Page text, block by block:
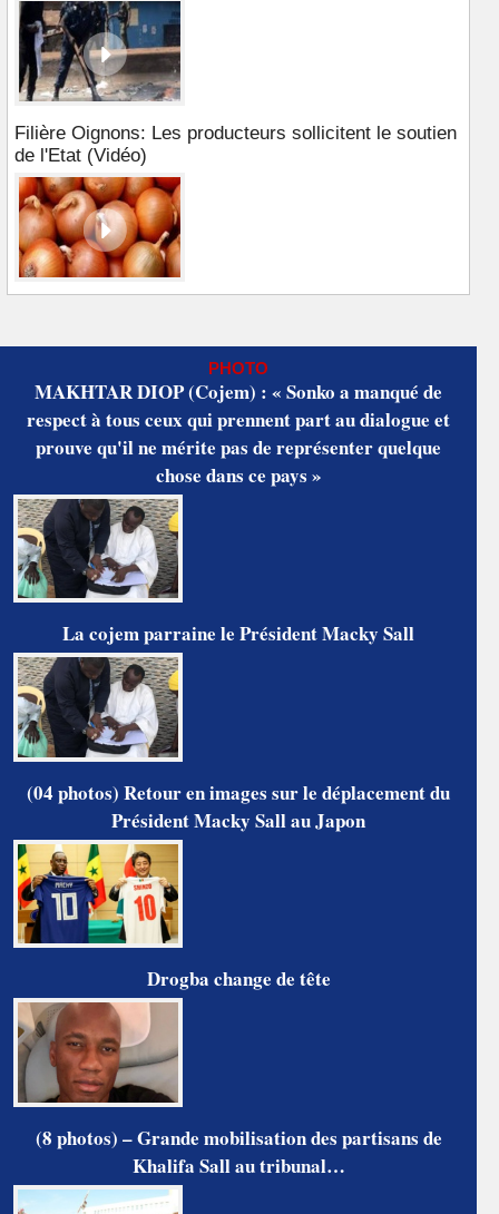
Filière Oignons: Les producteurs sollicitent le soutien
de l'Etat (Vidéo)
PHOTO
MAKHTAR DIOP (Cojem) : « Sonko a manqué de
respect à tous ceux qui prennent part au dialogue et
prouve qu'il ne mérite pas de représenter quelque
chose dans ce pays »
La cojem parraine le Président Macky Sall
(04 photos) Retour en images sur le déplacement du
Président Macky Sall au Japon
Drogba change de tête
(8 photos) – Grande mobilisation des partisans de
Khalifa Sall au tribunal…